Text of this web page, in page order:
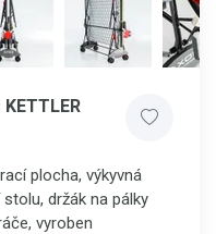
plocha, výkyvná
držák na pálky
vyroben